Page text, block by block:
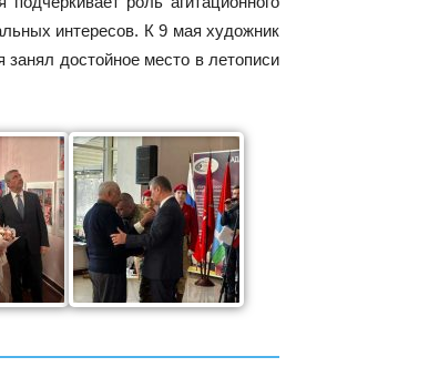
интересов. К 9 мая художник
занял достойное место в летописи